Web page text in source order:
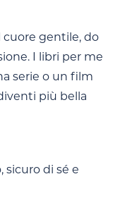
cuore gentile, do
I libri per me
serie o un film
più bella
di sé e